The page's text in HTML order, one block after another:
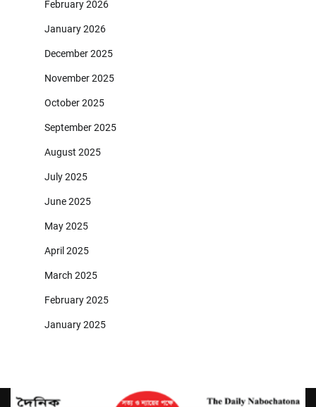
February 2026
January 2026
December 2025
November 2025
October 2025
September 2025
August 2025
July 2025
June 2025
May 2025
April 2025
March 2025
February 2025
January 2025